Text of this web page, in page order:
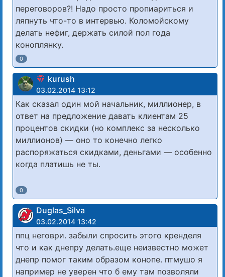
переговоров?! Надо просто пропиариться и
ляпнуть что-то в интервью. Коломойскому
делать нефиг, держать силой пол года
коноплянку.
0
kurush
03.02.2014 13:12
Как сказал один мой начальник, миллионер, в
ответ на предложение давать клиентам 25
процентов скидки (но комплекс за несколько
миллионов) — оно то конечно легко
распоряжаться скидками, деньгами — особенно
когда платишь не ты.
0
Duglas_Silva
03.02.2014 13:42
ппц неговри. забыли спросить этого кренделя
что и как днепру делать.еще неизвестно может
днепр помог таким образом конопе. птмушо я
например не уверен что б ему там позволяли